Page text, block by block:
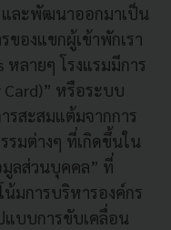
และพัฒนาออกมาเป็น
องแขกผู้เข้าพักเรา
หลายๆ โรงแรมมีการ
หรือระบบ
รสะสมแต้มจากการ
รมต่างๆ ที่เกิดขึ้นใน
ลส่วนบุคคล” ที่
มการบริหารองค์กร
บบการขับเคลื่อน